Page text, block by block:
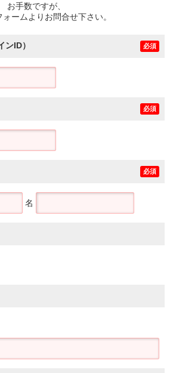
お手数ですが、
ームよりお問合せ下さい。
ンID） 必須
必須
必須
名